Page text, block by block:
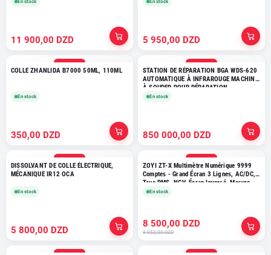
En stock
11 900,00 DZD
En stock
5 950,00 DZD
COLLE ZHANLIDA B7000 50ML, 110ML
En stock
350,00 DZD
STATION DE RÉPARATION BGA WDS-620
AUTOMATIQUE À INFRAROUGE MACHINE
À SOUDER POUR RÉPARATION
En stock
850 000,00 DZD
DISSOLVANT DE COLLE ÉLECTRIQUE,
MÉCANIQUE IR12 OCA
En stock
5 800,00 DZD
ZOYI ZT-X Multimètre Numérique 9999
Comptes - Grand Écran 3 Lignes, AC/DC,
True RMS, NCV, Écran Inversé, Mesure
Température
En stock
8 500,00 DZD
9 950,00 DZD